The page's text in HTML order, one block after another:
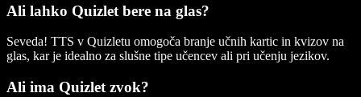
Ali lahko Quizlet bere na glas?
Seveda! TTS v Quizletu omogoča branje učnih kartic in kvizov na
glas, kar je idealno za slušne tipe učencev ali pri učenju jezikov.
Ali ima Quizlet zvok?